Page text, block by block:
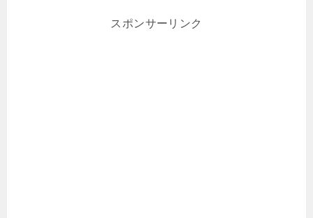
スポンサーリンク